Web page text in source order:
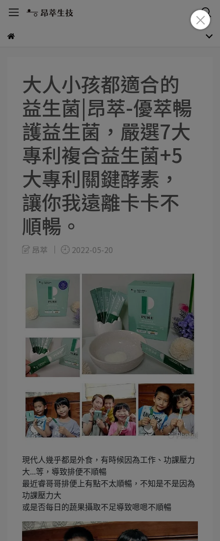
大人小孩都適合的
益生菌|昂萃-優萃暢
護益生菌，嚴選7大
專利複合益生菌+5
大專利關鍵酵素，
讓你我遠離卡卡不
順暢。
昂萃 2022-05-20
現代人幾乎都是外食，有時候因為工作、功課壓力
大...等，導致排便不順暢
最近睿哥哥排便上有點不太順暢，不知是不是因為
功課壓力大
或是否每日的蔬果攝取不足導致嗯嗯不順暢